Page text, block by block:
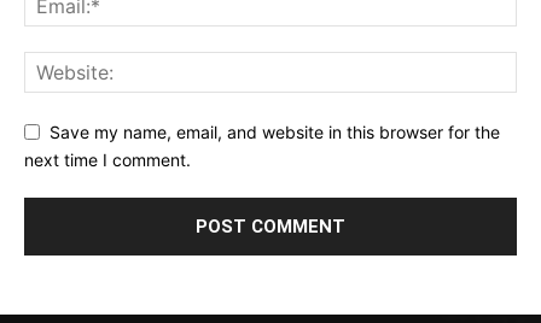
Save my name, email, and website in this browser for the
next time I comment.